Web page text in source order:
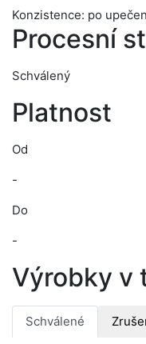
Konzistence: po
Procesní
Schválený
Platnost
Od
-
Do
-
Výrobky v
Schválené